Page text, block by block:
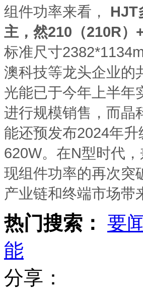
组件功率来看， HJT
主，然210（210R）
标准尺寸
澳科技等龙头企业的
光能已于今年上半年
进行规模销售，而晶
能还预发布2024年
620W。在N型时代
现组件功率的再次突
产业链和终端市场带
热门搜索： 要
能
分享：